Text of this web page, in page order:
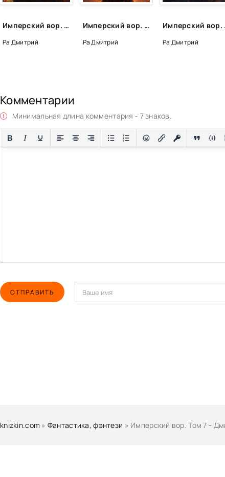
Имперский вор. Том 2 - Дмитрий Ра
Ра Дмитрий
Имперский вор. Том 1 - Дмитрий Ра
Ра Дмитрий Ра Дмитрий
Комментарии
Минимальная длина комментария - 7 знаков.
ОТПРАВИТЬ
knizkin.com » Фантастика, фэнтези » Имперский вор. Том 7 -